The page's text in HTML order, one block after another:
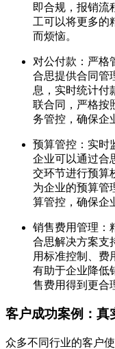
即合规，报销流
工可以将更多的
而烦恼。
对公付款：严格
合思提供合同管
息，实时统计付
联合同，严格按
务管控，确保企
预算管控：实时
企业可以通过合
交环节进行预算
为企业的预算管
算管控，确保企
销售费用管理：
合思解决方案支
用标准控制、费
有助于企业降低
售费用得到更合
客户成功案例：真
众多不同行业的客户